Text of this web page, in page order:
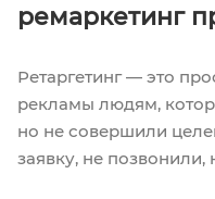
ремаркетинг
Ретаргетинг — это
рекламы людям,
но не совершили
заявку, не